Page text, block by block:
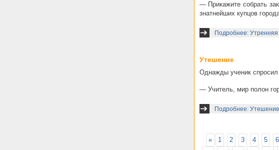
— Прикажите собрать
знатнейших купцов
Подробнее: Утренняя
Утешение
Однажды ученик
— Учитель, мир полон
Подробнее: Утешение
« 1 2 3 4 5 6